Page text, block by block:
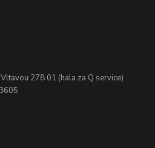
278 01 (hala za Q service)